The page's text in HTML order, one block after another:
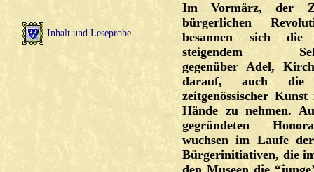
Inhalt und Leseprobe
Im Vormärz, der
bürgerlichen
besannen sich
steigendem
gegenüber Adel,
darauf, auch die
zeitgenössischer
Hände zu nehmen.
gegründeten
wuchsen im Laufe
Bürgerinitiativen, die
den Museen die